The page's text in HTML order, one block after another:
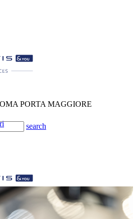
PORTA MAGGIORE
search
PORTA MAGGIORE